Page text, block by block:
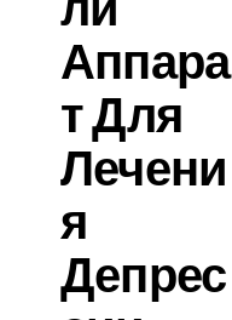
Аппара
Т Для
Лечени
Я
Депрес